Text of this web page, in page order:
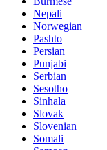
Nepali
Norwegian
Pashto
Persian
Punjabi
Serbian
Sesotho
Sinhala
Slovak
Slovenian
Somali